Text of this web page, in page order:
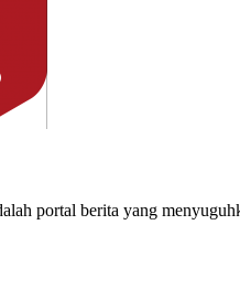
portal berita yang